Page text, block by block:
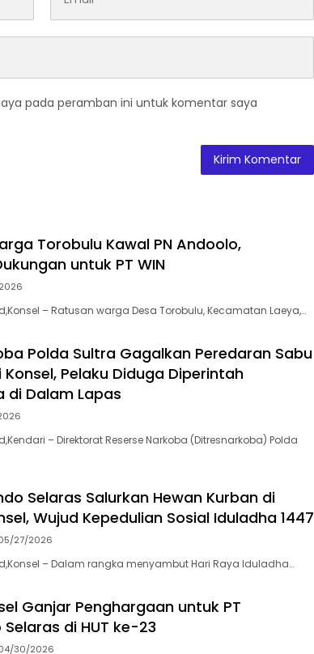
pada peramban ini untuk komentar saya
Torobulu Kawal PN Andoolo,
untuk PT WIN
– Ratusan warga Desa Torobulu, Kecamatan Laeya,…
Polda Sultra Gagalkan Peredaran Sabu
Konsel, Pelaku Diduga Diperintah
di Dalam Lapas
– Direktorat Reserse Narkoba (Ditresnarkoba) Polda
Selaras Salurkan Hewan Kurban di
Wujud Kepedulian Sosial Iduladha 1447
27/2026
– Dalam rangka menyambut Hari Raya Iduladha…
Ganjar Penghargaan untuk PT
di HUT ke-23
30/2026